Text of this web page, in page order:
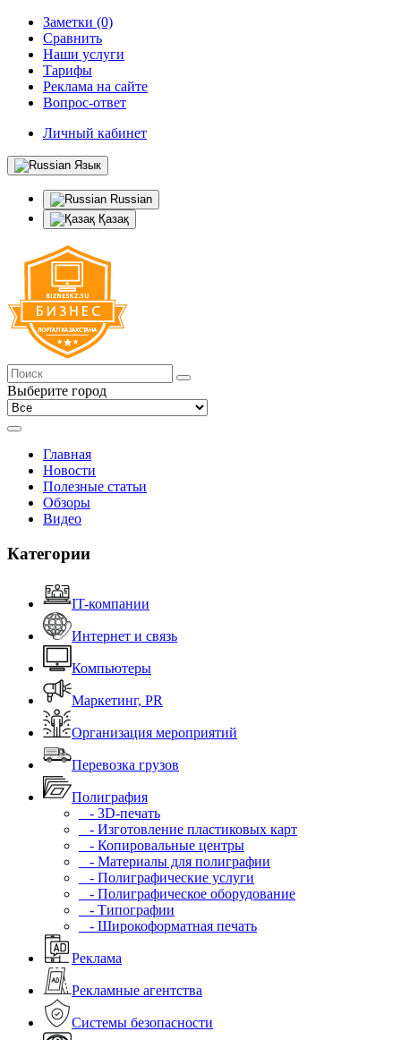
Заметки (0)
Сравнить
Наши услуги
Тарифы
Реклама на сайте
Вопрос-ответ
Личный кабинет
Язык
Russian
Қазақ
Выберите город
Главная
Новости
Полезные статьи
Обзоры
Видео
Категории
IT-компании
Интернет и связь
Компьютеры
Маркетинг, PR
Организация мероприятий
Перевозка грузов
Полиграфия
- 3D-печать
- Изготовление пластиковых карт
- Копировальные центры
- Материалы для полиграфии
- Полиграфические услуги
- Полиграфическое оборудование
- Типографии
- Широкоформатная печать
Реклама
Рекламные агентства
Системы безопасности